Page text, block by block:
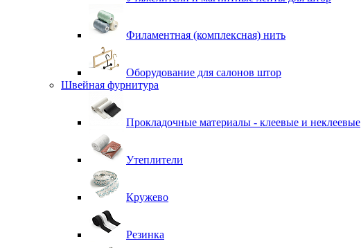
Филаментная (комплексная) нить
Оборудование для салонов штор
Швейная фурнитура
Прокладочные материалы - клеевые и неклеевые
Утеплители
Кружево
Резинка